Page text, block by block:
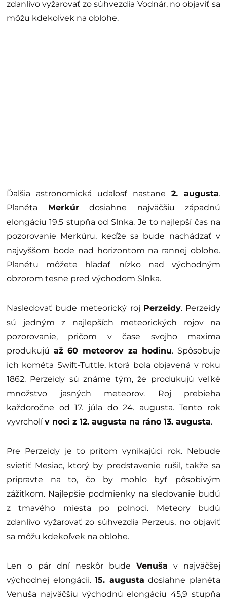
zdanlivo vyžarovať zo súhvezdia Vodnár, no objaviť sa
môžu kdekoľvek na oblohe.
Ďalšia astronomická udalosť nastane2. augusta.
Planéta Merkúrdosiahne najväčšiu západnú
elongáciu 19,5 stupňa od Slnka. Je to najlepší čas na
pozorovanie Merkúru, keďže sa bude nachádzať v
najvyššom bode nad horizontom na rannej oblohe.
Planétu môžete hľadať nízko nad východným
obzorom tesne pred východom Slnka.
Nasledovať bude meteorický roj Perzeidy. Perzeidy
sú jedným z najlepších meteorických rojov na
pozorovanie, pričom v čase svojho maxima
produkujú až 60 meteorov za hodinu. Spôsobuje
ich kométa Swift-Tuttle, ktorá bola objavená v roku
1862. Perzeidy sú známe tým, že produkujú veľké
množstvo jasných meteorov. Roj prebieha
každoročne od 17. júla do 24. augusta. Tento rok
vyvrcholív noci z 12. augusta na ráno 13. augusta.
Pre Perzeidy je to pritom vynikajúci rok. Nebude
svietiť Mesiac, ktorý by predstavenie rušil, takže sa
pripravte na to, čo by mohlo byť pôsobivým
zážitkom. Najlepšie podmienky na sledovanie budú
z tmavého miesta po polnoci. Meteory budú
zdanlivo vyžarovať zo súhvezdia Perzeus, no objaviť
sa môžu kdekoľvek na oblohe.
Len o pár dní neskôr bude Venuša v najväčšej
východnej elongácii.15. augusta dosiahne planéta
Venuša najväčšiu východnú elongáciu 45,9 stupňa